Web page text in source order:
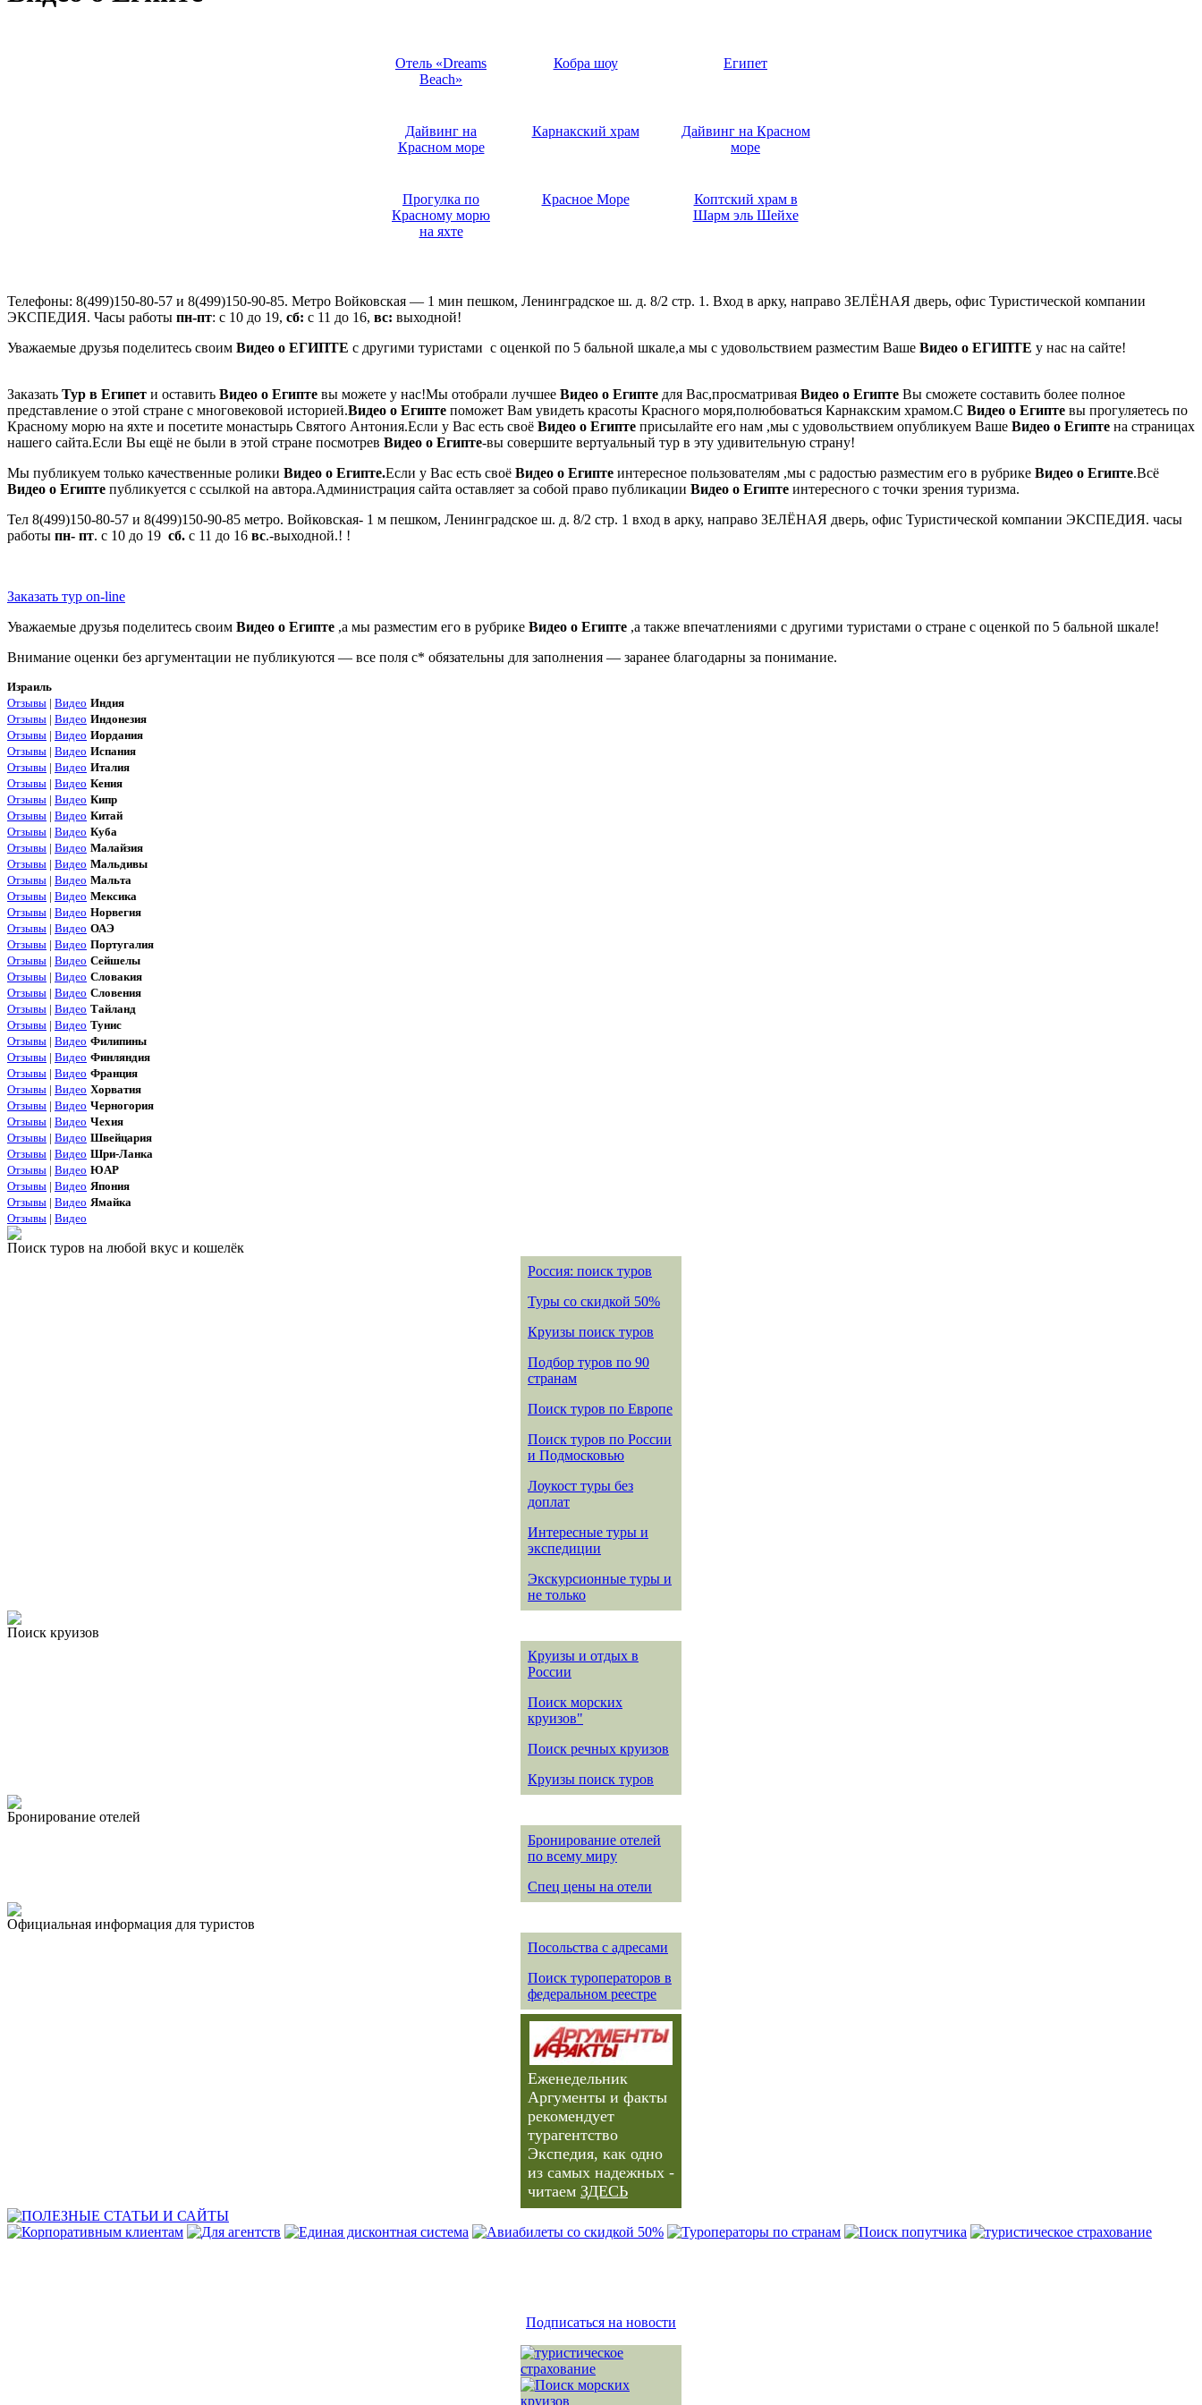
Отель «Dreams
Beach»
Кобра шоу Египет
Дайвинг на
Красном море
Карнакский храм
Дайвинг на Красном
море
Прогулка по
Красному морю
на яхте
Красное Море
Коптский храм в
Шарм эль Шейхе
Телефоны: 8(499)150-80-57 и 8(499)150-90-85. Метро Войковская — 1 мин пешком, Ленинградское ш. д. 8/2 стр. 1. Вход в арку, направо ЗЕЛЁНАЯ дверь, офис Туристической компании
ЭКСПЕДИЯ. Часы работы пн-пт: с 10 до 19, сб: с 11 до 16, вс: выходной!
Уважаемые друзья поделитесь своим Видео о ЕГИПТЕ с другими туристами с оценкой по 5 бальной шкале,а мы с удовольствием разместим Ваше Видео о ЕГИПТЕ у нас на сайте!
Заказать Тур в Египет и оставить Видео о Египте вы можете у нас!Мы отобрали лучшее Видео о Египте для Вас,просматривая Видео о Египте Вы сможете составить более полное
представление о этой стране с многовековой историей.Видео о Египте поможет Вам увидеть красоты Красного моря,полюбоваться Карнакским храмом.С Видео о Египте вы прогуляетесь по
Красному морю на яхте и посетите монастырь Святого Антония.Если у Вас есть своё Видео о Египте присылайте его нам ,мы с удовольствием опубликуем Ваше Видео о Египте на страницах
нашего сайта.Если Вы ещё не были в этой стране посмотрев Видео о Египте-вы совершите вертуальный тур в эту удивительную страну!
Мы публикуем только качественные ролики Видео о Египте.Если у Вас есть своё Видео о Египте интересное пользователям ,мы с радостью разместим его в рубрике Видео о Египте.Всё
Видео о Египте публикуется с ссылкой на автора.Администрация сайта оставляет за собой право публикации Видео о Египте интересного с точки зрения туризма.
Тел 8(499)150-80-57 и 8(499)150-90-85 метро. Войковская- 1 м пешком, Ленинградское ш. д. 8/2 стр. 1 вход в арку, направо ЗЕЛЁНАЯ дверь, офис Туристической компании ЭКСПЕДИЯ. часы
работы пн- пт. с 10 до 19 сб. с 11 до 16 вс.-выходной.! !
Заказать тур on-line
Уважаемые друзья поделитесь своим Видео о Египте ,а мы разместим его в рубрике Видео о Египте ,а также впечатлениями с другими туристами о стране с оценкой по 5 бальной шкале!
Внимание оценки без аргументации не публикуются — все поля с* обязательны для заполнения — заранее благодарны за понимание.
Израиль
Отзывы | Видео Индия
Отзывы | Видео Индонезия
Отзывы | Видео Иордания
Отзывы | Видео Испания
Отзывы | Видео Италия
Отзывы | Видео Кения
Отзывы | Видео Кипр
Отзывы | Видео Китай
Отзывы | Видео Куба
Отзывы | Видео Малайзия
Отзывы | Видео Мальдивы
Отзывы | Видео Мальта
Отзывы | Видео Мексика
Отзывы | Видео Норвегия
Отзывы | Видео ОАЭ
Отзывы | Видео Португалия
Отзывы | Видео Сейшелы
Отзывы | Видео Словакия
Отзывы | Видео Словения
Отзывы | Видео Тайланд
Отзывы | Видео Тунис
Отзывы | Видео Филипины
Отзывы | Видео Финляндия
Отзывы | Видео Франция
Отзывы | Видео Хорватия
Отзывы | Видео Черногория
Отзывы | Видео Чехия
Отзывы | Видео Швейцария
Отзывы | Видео Шри-Ланка
Отзывы | Видео ЮАР
Отзывы | Видео Япония
Отзывы | Видео Ямайка
Отзывы | Видео
Поиск туров на любой вкус и кошелёк
Россия: поиск туров
Туры со скидкой 50%
Круизы поиск туров
Подбор туров по 90
странам
Поиск туров по Европе
Поиск туров по России
и Подмосковью
Лоукост туры без
доплат
Интересные туры и
экспедиции
Экскурсионные туры и
не только
Поиск круизов
Круизы и отдых в
России
Поиск морских
круизов"
Поиск речных круизов
Круизы поиск туров
Бронирование отелей
Бронирование отелей
по всему миру
Спец цены на отели
Официальная информация для туристов
Посольства с адресами
Поиск туроператоров в
федеральном реестре
Еженедельник
Аргументы и факты
рекомендует
турагентство
Экспедия, как одно
из самых надежных -
читаем ЗДЕСЬ
Подписаться на новости